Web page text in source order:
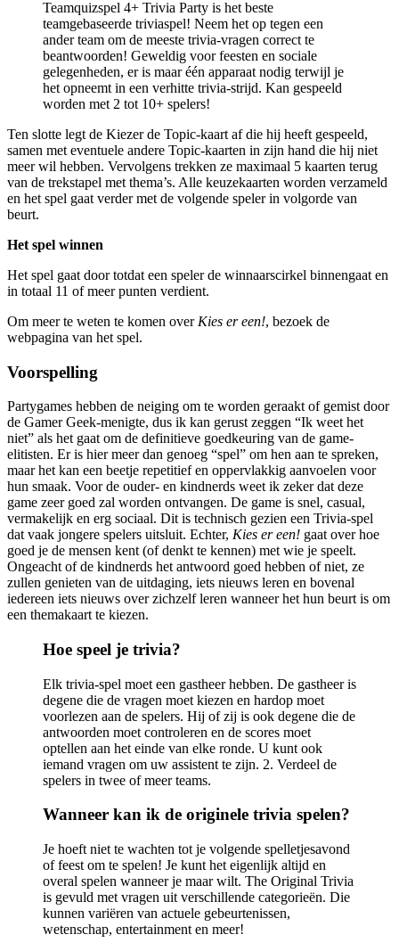
Teamquizspel 4+ Trivia Party is het beste
teamgebaseerde triviaspel! Neem het op tegen een
ander team om de meeste trivia-vragen correct te
beantwoorden! Geweldig voor feesten en sociale
gelegenheden, er is maar één apparaat nodig terwijl je
het opneemt in een verhitte trivia-strijd. Kan gespeeld
worden met 2 tot 10+ spelers!
Ten slotte legt de Kiezer de Topic-kaart af die hij heeft gespeeld,
samen met eventuele andere Topic-kaarten in zijn hand die hij niet
meer wil hebben. Vervolgens trekken ze maximaal 5 kaarten terug
van de trekstapel met thema’s. Alle keuzekaarten worden verzameld
en het spel gaat verder met de volgende speler in volgorde van
beurt.
Het spel winnen
Het spel gaat door totdat een speler de winnaarscirkel binnengaat en
in totaal 11 of meer punten verdient.
Om meer te weten te komen over Kies er een!, bezoek de
webpagina van het spel.
Voorspelling
Partygames hebben de neiging om te worden geraakt of gemist door
de Gamer Geek-menigte, dus ik kan gerust zeggen “Ik weet het
niet” als het gaat om de definitieve goedkeuring van de game-
elitisten. Er is hier meer dan genoeg “spel” om hen aan te spreken,
maar het kan een beetje repetitief en oppervlakkig aanvoelen voor
hun smaak. Voor de ouder- en kindnerds weet ik zeker dat deze
game zeer goed zal worden ontvangen. De game is snel, casual,
vermakelijk en erg sociaal. Dit is technisch gezien een Trivia-spel
dat vaak jongere spelers uitsluit. Echter, Kies er een! gaat over hoe
goed je de mensen kent (of denkt te kennen) met wie je speelt.
Ongeacht of de kindnerds het antwoord goed hebben of niet, ze
zullen genieten van de uitdaging, iets nieuws leren en bovenal
iedereen iets nieuws over zichzelf leren wanneer het hun beurt is om
een ​​themakaart te kiezen.
Hoe speel je trivia?
Elk trivia-spel moet een gastheer hebben. De gastheer is
degene die de vragen moet kiezen en hardop moet
voorlezen aan de spelers. Hij of zij is ook degene die de
antwoorden moet controleren en de scores moet
optellen aan het einde van elke ronde. U kunt ook
iemand vragen om uw assistent te zijn. 2. Verdeel de
spelers in twee of meer teams.
Wanneer kan ik de originele trivia spelen?
Je hoeft niet te wachten tot je volgende spelletjesavond
of feest om te spelen! Je kunt het eigenlijk altijd en
overal spelen wanneer je maar wilt. The Original Trivia
is gevuld met vragen uit verschillende categorieën. Die
kunnen variëren van actuele gebeurtenissen,
wetenschap, entertainment en meer!